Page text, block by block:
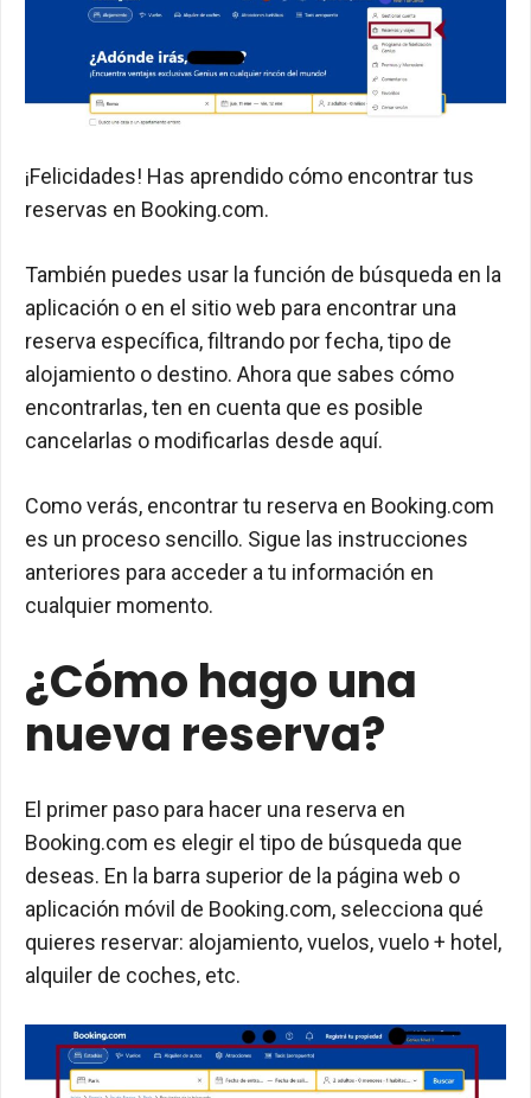
¡Felicidades! Has aprendido cómo encontrar tus
reservas en Booking.com.
También puedes usar la función de búsqueda en la
aplicación o en el sitio web para encontrar una
reserva específica, filtrando por fecha, tipo de
alojamiento o destino. Ahora que sabes cómo
encontrarlas, ten en cuenta que es posible
cancelarlas o modificarlas desde aquí.
Como verás, encontrar tu reserva en Booking.com
es un proceso sencillo. Sigue las instrucciones
anteriores para acceder a tu información en
cualquier momento.
¿Cómo hago una
nueva reserva?
El primer paso para hacer una reserva en
Booking.com es elegir el tipo de búsqueda que
deseas. En la barra superior de la página web o
aplicación móvil de Booking.com, selecciona qué
quieres reservar: alojamiento, vuelos, vuelo + hotel,
alquiler de coches, etc.